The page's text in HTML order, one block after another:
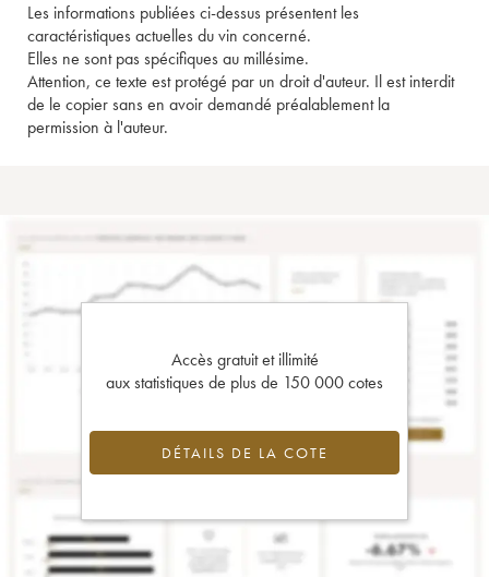
Les informations publiées ci-dessus présentent les
caractéristiques actuelles du vin concerné.
Elles ne sont pas spécifiques au millésime.
Attention, ce texte est protégé par un droit d'auteur. Il est interdit
de le copier sans en avoir demandé préalablement la
permission à l'auteur.
Accès gratuit et illimité
aux statistiques de plus de 150 000 cotes
DÉTAILS DE LA COTE